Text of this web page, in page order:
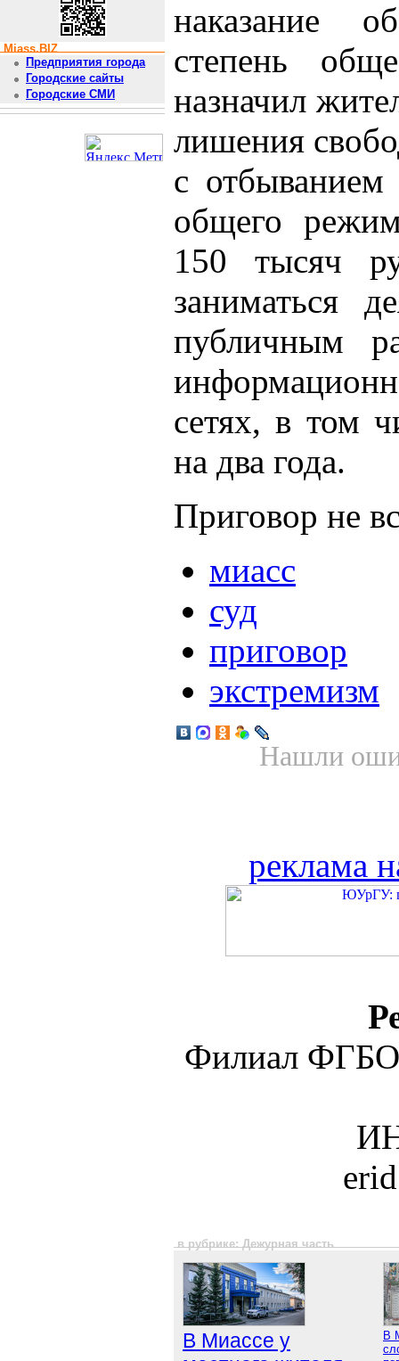
Miass.BIZ
Предприятия города
Городские сайты
Городские СМИ
наказание
степень
назначил
лишения
с отбыванием
общего
150 тысяч
заниматься
публичным
сетях, в том
на два года.
Приговор не
миасс
суд
приговор
экстремизм
Нашли
реклама
Филиал
в рубрике: Дежурная часть
В Миассе у
В